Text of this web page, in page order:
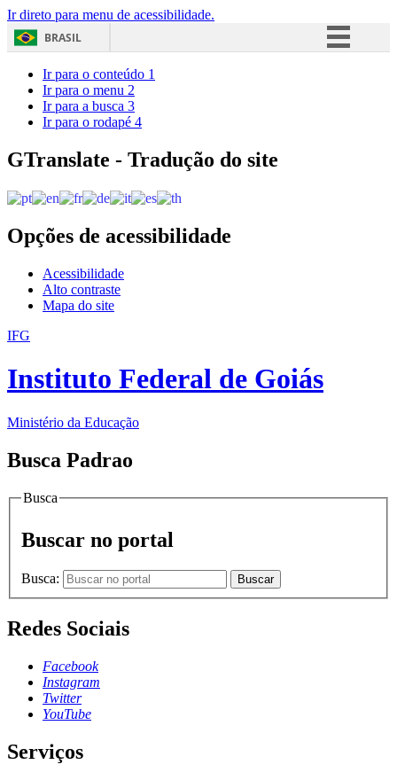
Ir direto para menu de acessibilidade.
BRASIL
Acesso à informação
Ir para o conteúdo 1
Ir para o menu 2
Ir para a busca 3
Ir para o rodapé 4
GTranslate - Tradução do site
Opções de acessibilidade
Acessibilidade
Alto contraste
Mapa do site
IFG
Instituto Federal de Goiás
Ministério da Educação
Busca Padrao
Busca
Buscar no portal
Busca: Buscar
Redes Sociais
Facebook
Instagram
Twitter
YouTube
Serviços